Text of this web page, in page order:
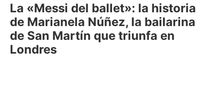
La «Messi del ballet»: la historia
de Marianela Núñez, la bailarina
de San Martín que triunfa en
Londres